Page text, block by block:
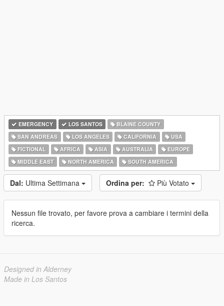
EMERGENCY LOS SANTOS
BLAINE COUNTY
SAN ANDREAS
LOS ANGELES CALIFORNIA
USA
FICTIONAL
AFRICA ASIA AUSTRALIA
EUROPE
MIDDLE EAST
NORTH AMERICA SOUTH AMERICA
Dal: Ultima Settimana Ordina per: Più Votato
Nessun file trovato, per favore prova a cambiare i termini della
ricerca.
Designed in Alderney
Made in Los Santos